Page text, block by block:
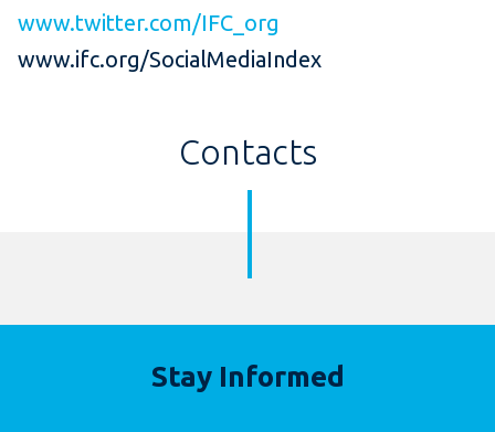
www.twitter.com/IFC_org
www.ifc.org/SocialMediaIndex
Contacts
Stay Informed